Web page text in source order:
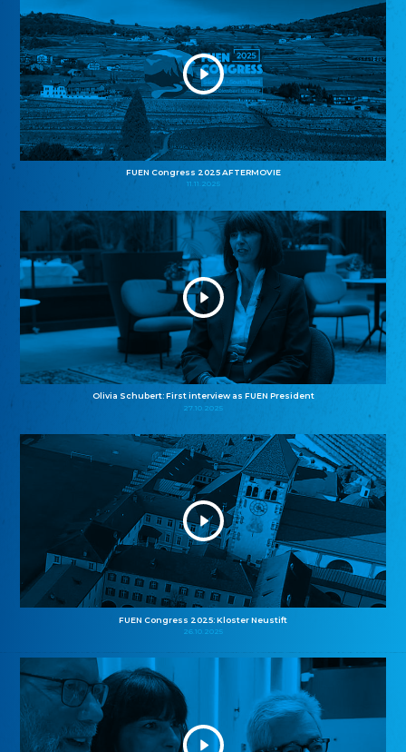
FUEN Congress 2025 AFTERMOVIE
11.11.2025
Olivia Schubert: First interview as FUEN President
27.10.2025
FUEN Congress 2025: Kloster Neustift
26.10.2025